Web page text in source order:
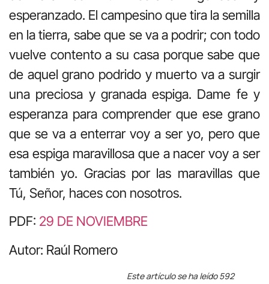
esperanzado. El campesino que tira la semilla
en la tierra, sabe que se va a podrir; con todo
vuelve contento a su casa porque sabe que
de aquel grano podrido y muerto va a surgir
una preciosa y granada espiga. Dame fe y
esperanza para comprender que ese grano
que se va a enterrar voy a ser yo, pero que
esa espiga maravillosa que a nacer voy a ser
también yo. Gracias por las maravillas que
Tú, Señor, haces con nosotros.
PDF: 29 DE NOVIEMBRE
Autor: Raúl Romero
Este artículo se ha leído 592